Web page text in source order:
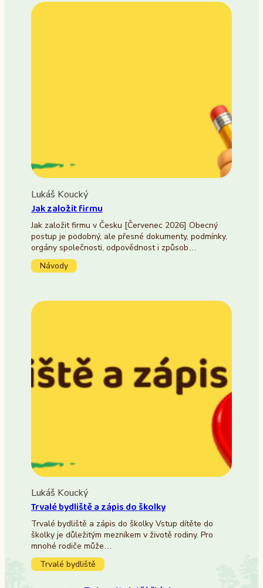
Lukáš Koucký
Jak založit firmu
Jak založit firmu v Česku [Červenec 2026] Obecný
postup je podobný, ale přesné dokumenty, podmínky,
orgány společnosti, odpovědnost i způsob…
Návody
Lukáš Koucký
Trvalé bydliště a zápis do školky
Trvalé bydliště a zápis do školky Vstup dítěte do
školky je důležitým mezníkem v životě rodiny. Pro
mnohé rodiče může…
Trvalé bydliště